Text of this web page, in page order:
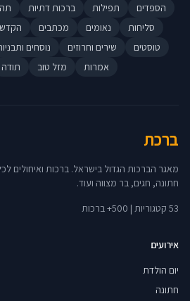
הספדים
תפילות ברכות דתיות
סליחות
נאומים מכתבים
טוסטים
שירים וחרוזים נוסחים
אמרות
מזל טוב תודה
ברכת
מאגר הברכות הגדול בישראל. ברכות ואיחולים
חתונה, חגים, בר מצווה ועוד.
53 קטגוריות | 500+ ברכות
אירועים
יום הולדת
חתונה